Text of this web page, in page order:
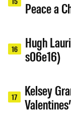
Peace a
16
Hugh
s06e16)
17
Kelsey